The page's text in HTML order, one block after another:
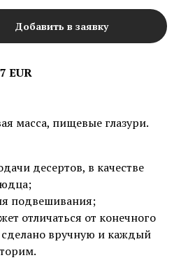
Добавить в заявку
EUR
масса, пищевые глазури.
десертов, в качестве
подвешивания;
отличаться от конечного
сделано вручную и каждый